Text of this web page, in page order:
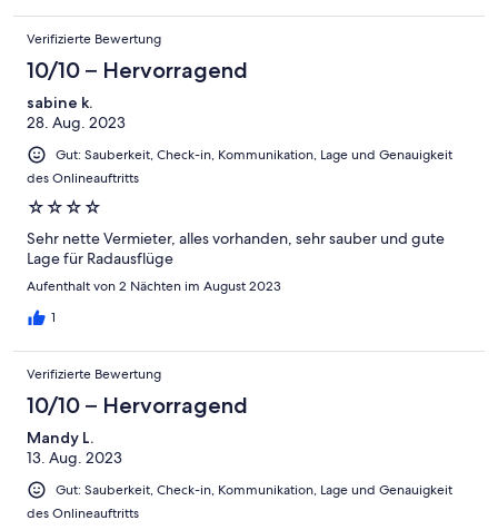
und einen späteren Besuch wert.
Verifizierte Bewertung
10/10 – Hervorragend
sabine k.
28. Aug. 2023
Gut: Sauberkeit, Check-in, Kommunikation, Lage und Genauigkeit
des Onlineauftritts
☆☆☆☆
Sehr nette Vermieter, alles vorhanden, sehr sauber und gute
Lage für Radausflüge
Aufenthalt von 2 Nächten im August 2023
1
Verifizierte Bewertung
10/10 – Hervorragend
Mandy L.
13. Aug. 2023
Gut: Sauberkeit, Check-in, Kommunikation, Lage und Genauigkeit
des Onlineauftritts